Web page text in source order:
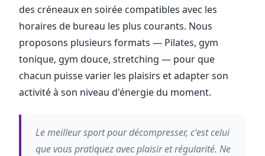
des créneaux en soirée compatibles avec les
horaires de bureau les plus courants. Nous
proposons plusieurs formats — Pilates, gym
tonique, gym douce, stretching — pour que
chacun puisse varier les plaisirs et adapter son
activité à son niveau d'énergie du moment.
Le meilleur sport pour décompresser, c'est celui
que vous pratiquez avec plaisir et régularité. Ne